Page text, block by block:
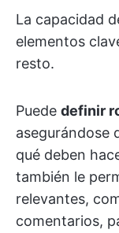
La capacidad
elementos
resto.
Puede definir
asegurándose
qué deben
también le
relevantes,
comentarios,